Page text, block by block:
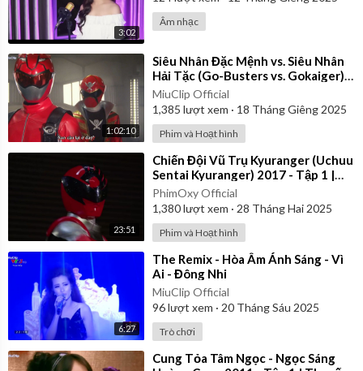
3:02
Âm nhạc
1:02:10
⁣Siêu Nhân Đặc Mệnh vs. Siêu Nhân
Hải Tặc (Go-Busters vs. Gokaiger) |
Vietsub
MiuClip Official
1,385 lượt xem · 18 Tháng Giêng 2025
Phim và Hoạt hình
23:51
⁣Chiến Đội Vũ Trụ Kyuranger (Uchuu
Sentai Kyuranger) 2017 - Tập 1 |
Thuyết Minh
PhimOxy Official
1,380lượt xem · 28 Tháng Hai 2025
Phim và Hoạt hình
6:27
⁣The Remix - Hòa Âm Ánh Sáng - Vì
Ai - Đông Nhi
MiuClip Official
96lượt xem · 20 Tháng Sáu 2025
Trò chơi
⁣Cung Tỏa Tâm Ngọc - Ngọc Sáng